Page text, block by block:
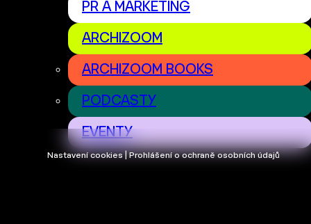
Nastavení cookies | Prohlášení o ochraně osobních údajů
PR A MARKETING
ARCHIZOOM
ARCHIZOOM BOOKS
PODCASTY
EVENTY